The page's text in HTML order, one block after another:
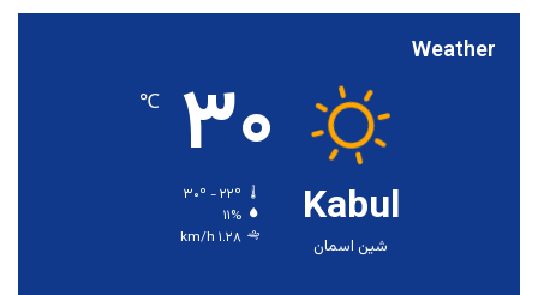
Weather
Kabul
شین اسمان
۳۰ ℃
۱۱%
۱.۲۸ km/h